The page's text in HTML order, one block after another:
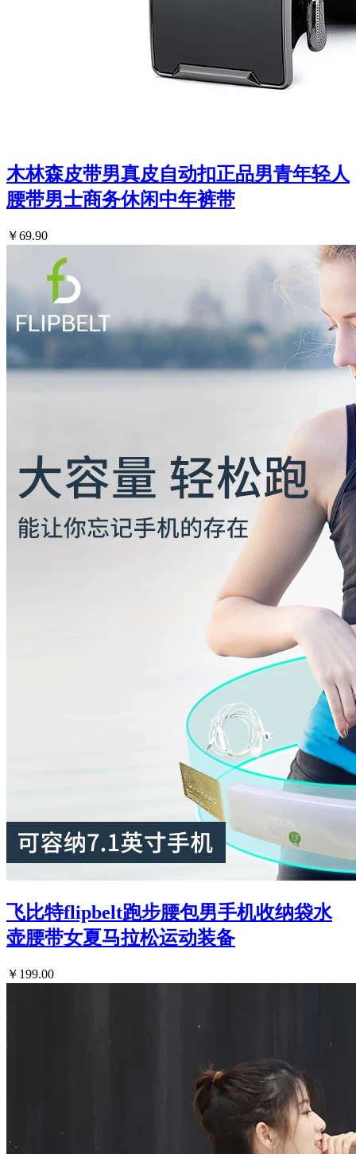
木林森皮带男真皮自动扣正品男青年轻人
腰带男士商务休闲中年裤带
￥69.90
飞比特flipbelt跑步腰包男手机收纳袋水
壶腰带女夏马拉松运动装备
￥199.00